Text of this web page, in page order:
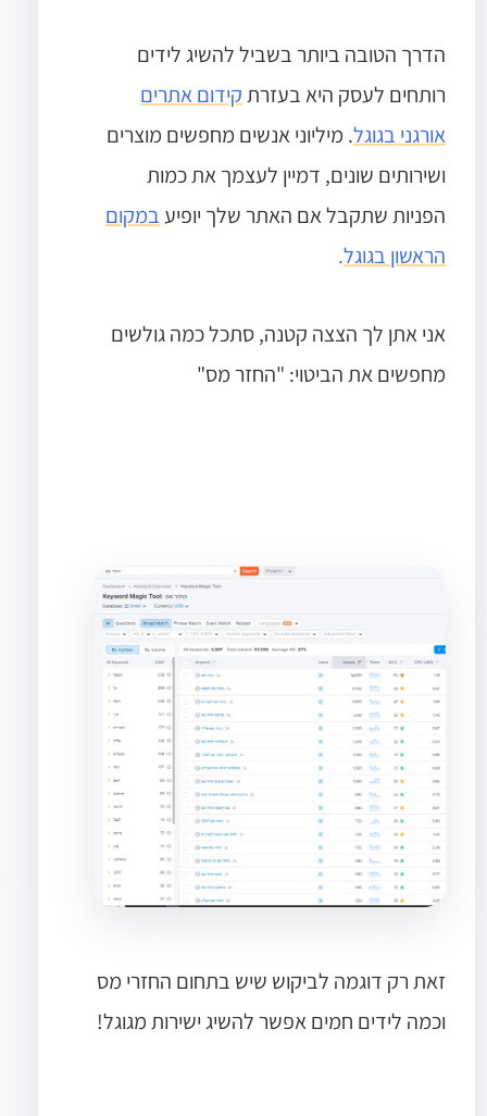
הדרך הטובה ביותר בשביל להשיג לידים
רותחים לעסק היא בעזרתקידום אתרים
אורגני בגוגל. מיליוני אנשים מחפשים מוצרים
ושירותים שונים, דמיין לעצמך את כמות
הפניות שתקבל אם האתר שלך יופיעבמקום
הראשון בגוגל.
אני אתן לך הצצה קטנה, סתכל כמה גולשים
מחפשים את הביטוי: "החזר מס"
זאת רק דוגמה לביקוש שיש בתחום החזרי מס
וכמה לידים חמים אפשר להשיג ישירות מגוגל!